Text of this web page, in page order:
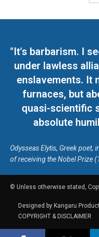
"It's barbarism. I
under lawless
enslavements. It
furnaces, but
quasi-scientific
absolute
Odysseas Elytis, Greek
of receiving the Nobel Prize
© Unless otherwise stated,
Designed by Kangaru
COPYRIGHT & DISCLAIMER